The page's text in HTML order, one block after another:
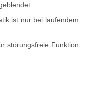
ist nur bei laufendem
störungsfreie Funktion